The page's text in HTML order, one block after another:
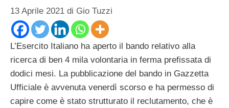
13 Aprile 2021 di Gio Tuzzi
L’Esercito Italiano ha aperto il bando relativo alla
ricerca di ben 4 mila volontaria in ferma prefissata di
dodici mesi. La pubblicazione del bando in Gazzetta
Ufficiale è avvenuta venerdì scorso e ha permesso di
capire come è stato strutturato il reclutamento, che è